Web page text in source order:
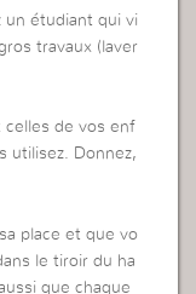
un étudiant qui vi
travaux (laver
celles de vos enf
utilisez. Donnez,
place et que vo
le tiroir du ha
que chaque